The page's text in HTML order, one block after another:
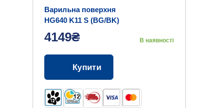
Варильна поверхня
HG640 K11 S (BG/BK)
4149₴ В наявності
Купити